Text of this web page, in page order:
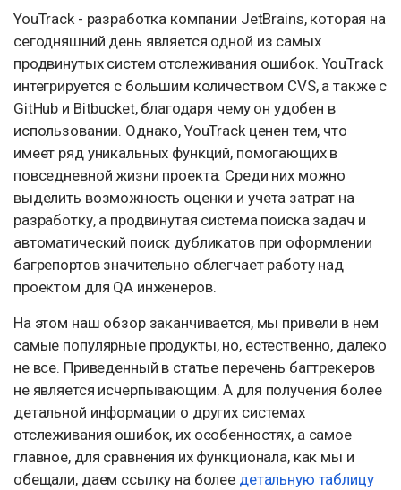
YouTrack - разработка компании JetBrains, которая на
сегодняшний день является одной из самых
продвинутых систем отслеживания ошибок. YouTrack
интегрируется с большим количеством CVS, а также с
GitHub и Bitbucket, благодаря чему он удобен в
использовании. Однако, YouTrack ценен тем, что
имеет ряд уникальных функций, помогающих в
повседневной жизни проекта. Среди них можно
выделить возможность оценки и учета затрат на
разработку, а продвинутая система поиска задач и
автоматический поиск дубликатов при оформлении
багрепортов значительно облегчает работу над
проектом для QA инженеров.
На этом наш обзор заканчивается, мы привели в нем
самые популярные продукты, но, естественно, далеко
не все. Приведенный в статье перечень багтрекеров
не является исчерпывающим. А для получения более
детальной информации о других системах
отслеживания ошибок, их особенностях, а самое
главное, для сравнения их функционала, как мы и
обещали, даем ссылку на более детальную таблицу